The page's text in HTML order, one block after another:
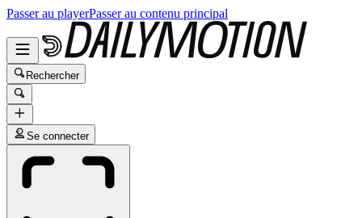
Passer au playerPasser au contenu principal
Rechercher
Se connecter